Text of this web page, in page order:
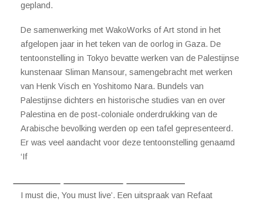
gepland.
De samenwerking met WakoWorks of Art stond in het
afgelopen jaar in het teken van de oorlog in Gaza. De
tentoonstelling in Tokyo bevatte werken van de Palestijnse
kunstenaar Sliman Mansour, samengebracht met werken
van Henk Visch en Yoshitomo Nara. Bundels van
Palestijnse dichters en historische studies van en over
Palestina en de post-coloniale onderdrukking van de
Arabische bevolking werden op een tafel gepresenteerd.
Er was veel aandacht voor deze tentoonstelling genaamd
‘If
I must die, You must live’. Een uitspraak van Refaat